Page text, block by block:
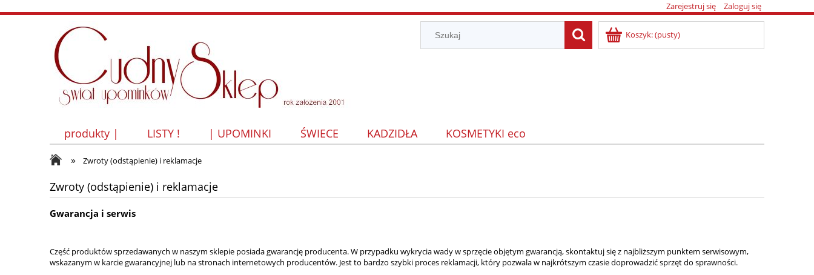
Zarejestruj się Zaloguj się
Koszyk:(pusty)
produkty | LISTY ! | UPOMINKI ŚWIECE KADZIDŁA KOSMETYKI eco
» Zwroty (odstąpienie) i reklamacje
Zwroty (odstąpienie) i reklamacje
Gwarancja i serwis
Część produktów sprzedawanych w naszym sklepie posiada gwarancję producenta. W przypadku wykrycia wady w sprzęcie objętym gwarancją, skontaktuj się z najbliższym punktem serwisowym,
wskazanym w karcie gwarancyjnej lub na stronach internetowych producentów. Jest to bardzo szybki proces reklamacji, który pozwala w najkrótszym czasie doprowadzić sprzęt do sprawności.